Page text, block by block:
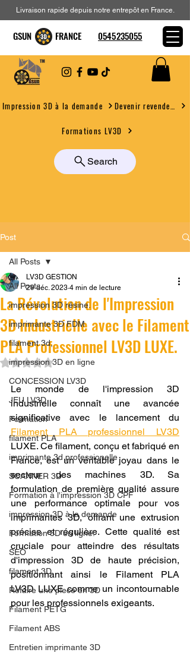
Impression 3D à la demande
Formations LV3D
Search
Livraison rapide depuis notre entrepôt en France.
GSUN FRANCE 0545235055
Post
All Posts
impression 3D résine.
imprimante 3D FDM
filament 3d,
impression 3D en ligne
CONCESSION LV3D
JEU LV3D
Formation
filament PLA
imprimante 3d professionelle
SCANNER 3D
Formation à l'impression 3D CPF
impression 3D à la demande
Formation 3D en ligne.
SEO
filament 3D
Refaire une piece en 3D
Filament PETG
Filament ABS
Entretien imprimante 3D
All Posts
La Révolution de l'Impression
3D Industrielle avec le Filament
PLA Professionnel LV3D LUXE.
LV3D GESTION
29 déc. 2023 4 min de lecture
Noté NaN étoiles sur 5.
Le monde de l'impression 3D
industrielle connaît une avancée
Filament PLA professionnel LV3D
LUXE. Ce filament, conçu et fabriqué en
France, est un véritable joyau dans le
secteur des machines 3D. Sa
formulation de première qualité assure
une performance optimale pour vos
imprimantes 3D, offrant une extrusion
précise et régulière. Cette qualité est
cruciale pour atteindre des résultats
d'impression 3D de haute précision,
positionnant ainsi le Filament PLA
LV3D LUXE comme un incontournable
pour les professionnels exigeants.